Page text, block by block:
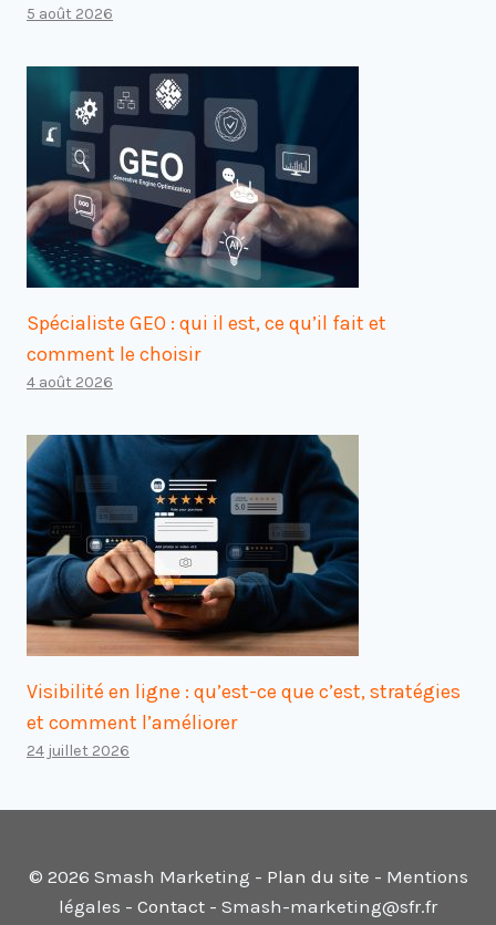
5 août 2026
Spécialiste GEO : qui il est, ce qu’il fait et
comment le choisir
4 août 2026
Visibilité en ligne : qu’est-ce que c’est, stratégies
et comment l’améliorer
24 juillet 2026
© 2026 Smash Marketing - Plan du site - Mentions
légales - Contact - Smash-marketing@sfr.fr